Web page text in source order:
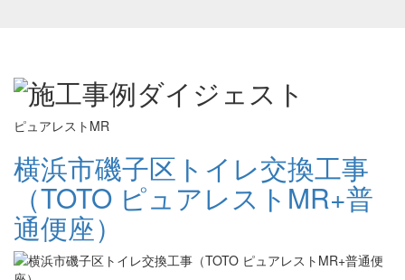
ピュアレストMR
横浜市磯子区トイレ交換工事
（TOTO ピュアレストMR+普
通便座）